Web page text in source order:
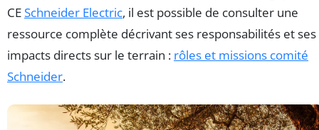
CESchneider Electric, il est possible de consulter une
ressource complète décrivant ses responsabilités et ses
impacts directs sur le terrain : rôles et missions comité
Schneider.